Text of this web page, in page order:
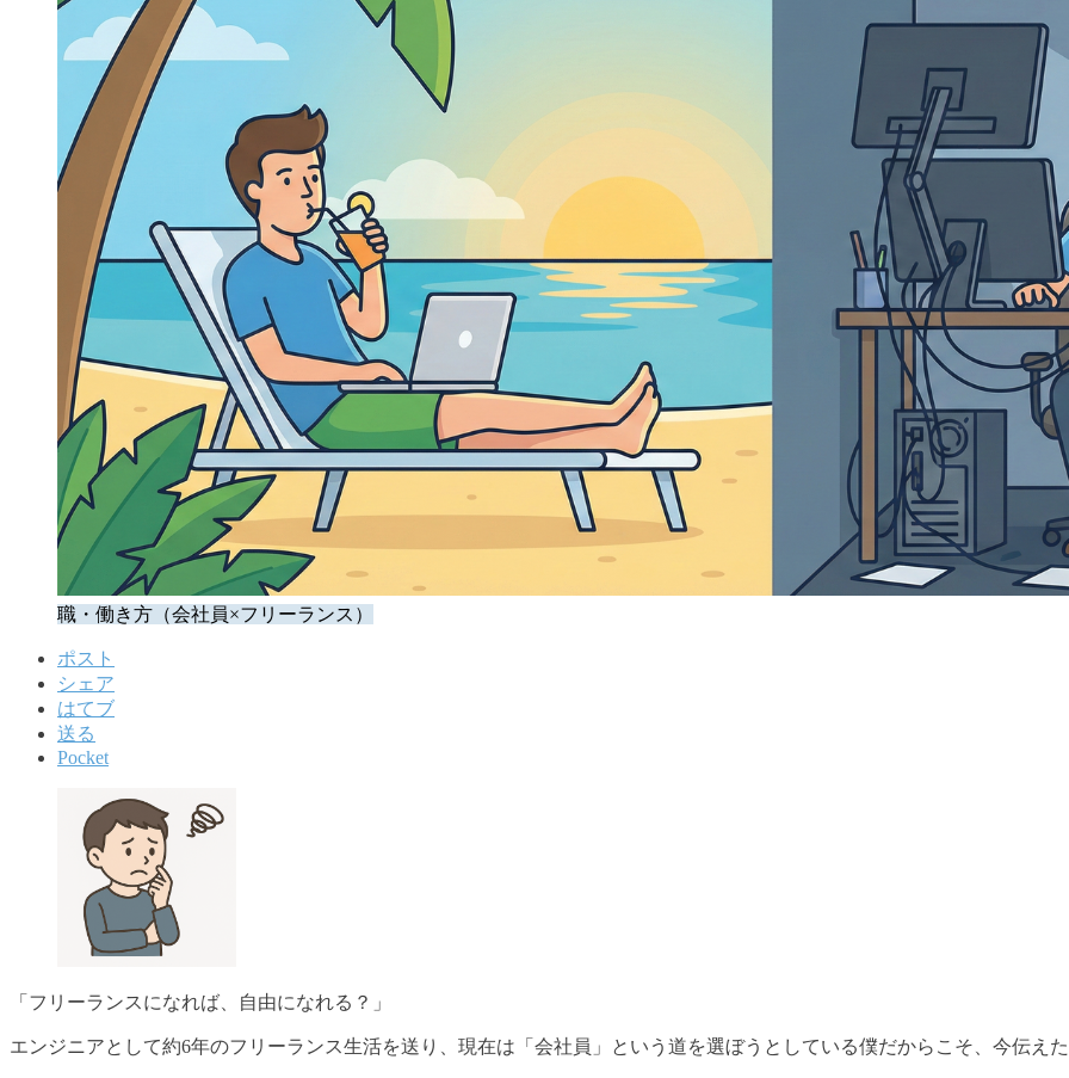
職・働き方（会社員×フリーランス）
ポスト
シェア
はてブ
送る
Pocket
「フリーランスになれば、自由になれる？」
エンジニアとして約6年のフリーランス生活を送り、現在は「会社員」という道を選ぼうとしている僕だからこそ、今伝え